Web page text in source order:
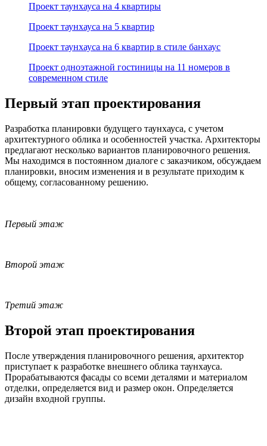
Проект таунхауса на 4 квартиры
Проект таунхауса на 5 квартир
Проект таунхауса на 6 квартир в стиле банхаус
Проект одноэтажной гостиницы на 11 номеров в
современном стиле
Первый этап проектирования
Разработка планировки будущего таунхауса, с учетом
архитектурного облика и особенностей участка. Архитекторы
предлагают несколько вариантов планировочного решения.
Мы находимся в постоянном диалоге с заказчиком, обсуждаем
планировки, вносим изменения и в результате приходим к
общему, согласованному решению.
Первый этаж
Второй этаж
Третий этаж
Второй этап проектирования
После утверждения планировочного решения, архитектор
приступает к разработке внешнего облика таунхауса.
Прорабатываются фасады со всеми деталями и материалом
отделки, определяется вид и размер окон. Определяется
дизайн входной группы.